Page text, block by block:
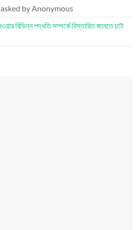
asked by Anonymous
বিভিন্ন পদ্ধতি সম্পর্কে বিস্তারিত জানতে চাই